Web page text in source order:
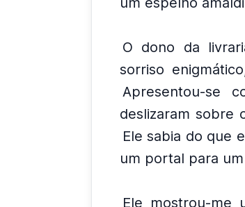
O dono da
sorriso
Apresentou-se
deslizaram sobre
Ele sabia do que
um portal para
Ele mostrou-me